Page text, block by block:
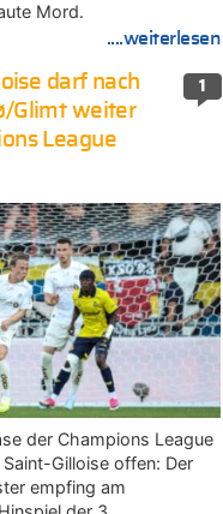
Mord.
....weiterlesen
1
darf nach
Glimt weiter
League
der Champions League
Gilloise offen: Der
empfing am